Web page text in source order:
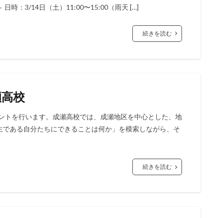
日時：3/14日（土）11:00〜15:00（雨天 […]
続きを読む
校
を行います。成瀬高校では、成瀬地区を中心とした、地
ある自分たちにできることは何か」を模索しながら、そ
続きを読む